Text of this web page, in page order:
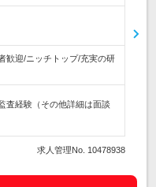
歓迎/ニッチトップ/充実の研
査経験（その他詳細は面談
求人管理No. 10478938